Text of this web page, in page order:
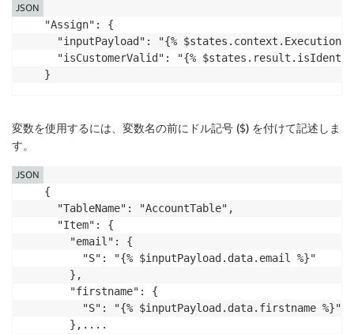
"Assign": {
"inputPayload": "{%
"isCustomerValid": "{%
}
JSON
変数を使用するには、変数名の前にドル記号 ($) を付けて記述しま
す。
{
  "TableName": "AccountTable",
  "Item": {
    "email": {
      "S": "{% $inputPayload.data.email %}"
    },
    "firstname": {
      "S": "{% $inputPayload.data.firstname %}"
    },....
JSON